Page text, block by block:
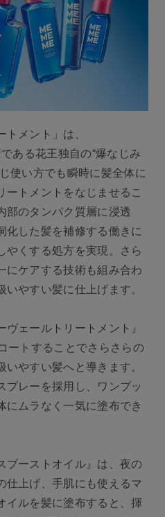
トメント」は、
ある花王独自の“爆なじみ
使い方でも瞬時に髪全体に
ートメントをなじませるこ
部のタンパク質層に浸透
化した髪を補修する働きに
やくする処方を実現。さら
にケアする技術も組み合わ
やすい髪に仕上げます。
ェールトリートメント』
ートすることでさらさらの
やすい髪へと導きます。
プレーを採用し、ワンプッ
にムラなく一気に塗布でき
ブーストオイル』は、夜の
仕上げ、手肌にも使えるマ
イルを髪に塗布すると、揮